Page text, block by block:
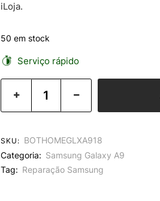
iLoja.
50 em stock
Serviço rápido
SKU: BOTHOMEGLXA918
Categoria: Samsung Galaxy A9
Tag: Reparação Samsung